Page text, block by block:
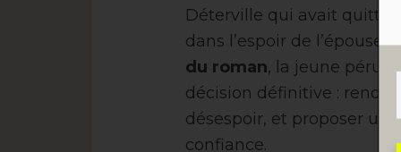
Déterville qui avait quitté
dans l’espoir de
du roman, la jeune
décision définitive :
désespoir, et proposer
confiance.